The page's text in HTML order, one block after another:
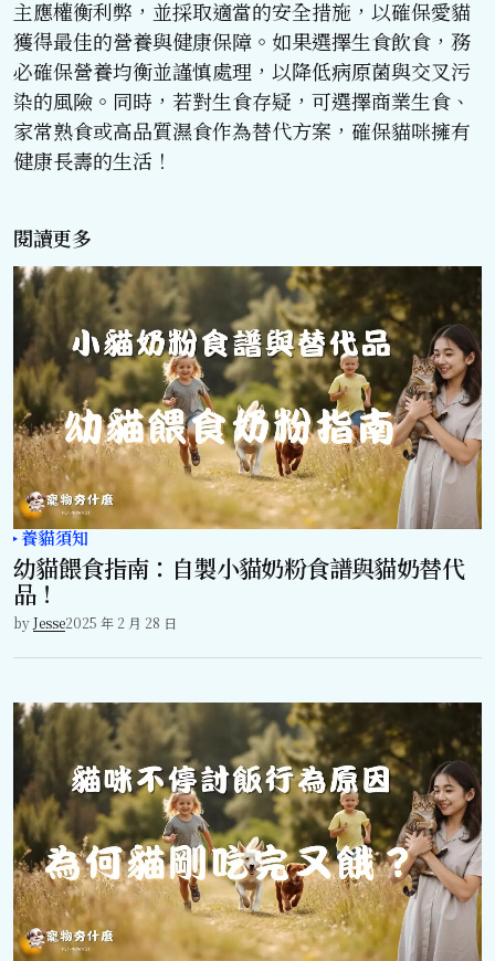
主應權衡利弊，並採取適當的安全措施，以確保愛貓
獲得最佳的營養與健康保障。如果選擇生食飲食，務
必確保營養均衡並謹慎處理，以降低病原菌與交叉污
染的風險。同時，若對生食存疑，可選擇商業生食、
家常熟食或高品質濕食作為替代方案，確保貓咪擁有
健康長壽的生活！
閱讀更多
養貓須知
幼貓餵食指南：自製小貓奶粉食譜與貓奶替代
品！
byJesse2025 年 2 月 28 日